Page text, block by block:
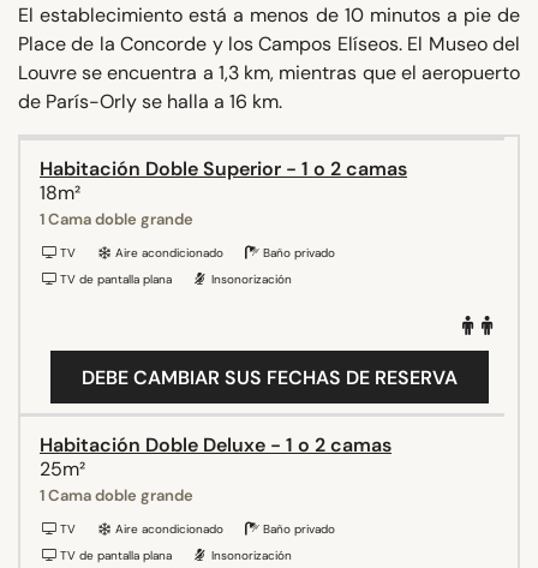
El establecimiento está a menos de 10 minutos a pie de
Place de la Concorde y los Campos Elíseos. El Museo del
Louvre se encuentra a 1,3 km, mientras que el aeropuerto
de París-Orly se halla a 16 km.
Habitación Doble Superior - 1 o 2 camas
18m²
1 Cama doble grande
TV Aire acondicionado
Baño privado
TV de pantalla plana
Insonorización
DEBE CAMBIAR SUS FECHAS DE RESERVA
Habitación Doble Deluxe - 1 o 2 camas
25m²
1 Cama doble grande
TV Aire acondicionado
Baño privado
TV de pantalla plana
Insonorización